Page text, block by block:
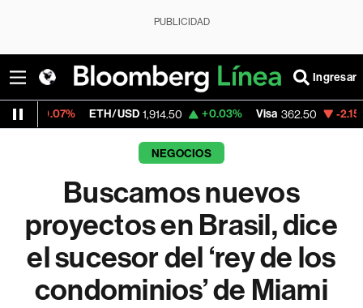
PUBLICIDAD
Ingresar
ETH/USD 1,914.50 +0.03% Visa 362.50 -2.15%
NEGOCIOS
Buscamos nuevos
proyectos en Brasil, dice
el sucesor del ‘rey de los
condominios’ de Miami